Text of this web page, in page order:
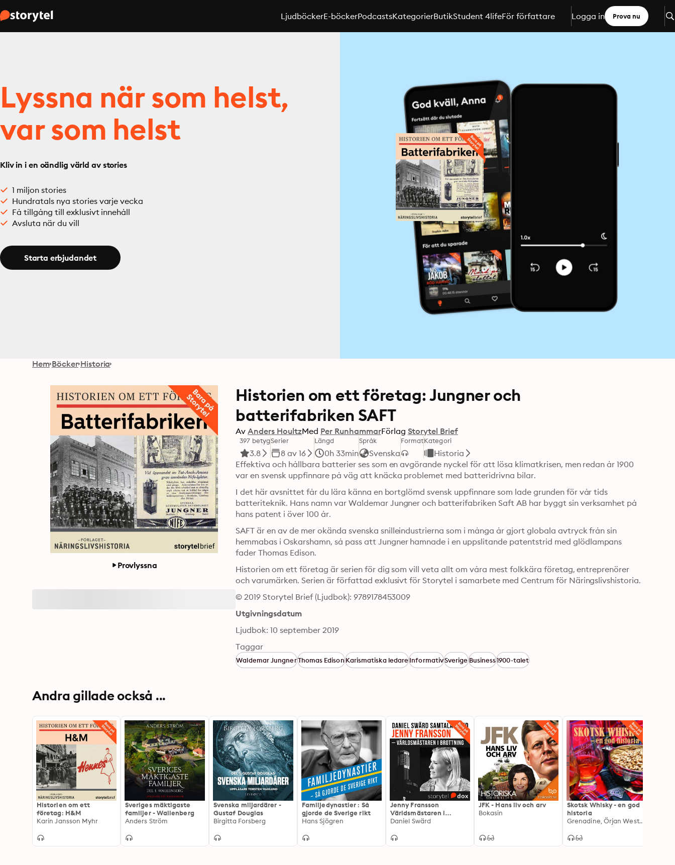
LjudböckerE-böckerPodcastsKategorierButikStudent 4lifeFör författare Logga in Prova nu
Lyssna när som helst,
var som helst
Kliv in i en oändlig värld av stories
1 miljon stories
Hundratals nya stories varje vecka
Få tillgång till exklusivt innehåll
Avsluta när du vill
Starta erbjudandet
Hem Böcker Historia
Provlyssna
Historien om ett företag: Jungner och
batterifabriken SAFT
Av Anders HoultzMed Per RunhammarFörlag Storytel Brief
397 betyg
3.8
Serier
8 av 16
Längd
0h 33min
Språk
Svenska
FormatKategori
Historia
Effektiva och hållbara batterier ses som en avgörande nyckel för att lösa klimatkrisen, men redan år 1900
var en svensk uppfinnare på väg att knäcka problemet med batteridrivna bilar.
I det här avsnittet får du lära känna en bortglömd svensk uppfinnare som lade grunden för vår tids
batteriteknik. Hans namn var Waldemar Jungner och batterifabriken Saft AB har byggt sin verksamhet på
SAFT är en av de mer okända svenska snilleindustrierna som i många år gjort globala avtryck från sin
hemmabas i Oskarshamn, så pass att Jungner hamnade i en uppslitande patentstrid med glödlampans
Historien om ett företag är serien för dig som vill veta allt om våra mest folkkära företag, entreprenörer
och varumärken. Serien är författad exklusivt för Storytel i samarbete med Centrum för Näringslivshistoria.
© 2019 Storytel Brief (Ljudbok): 9789178453009
Utgivningsdatum
Ljudbok: 10 september 2019
Taggar
Waldemar JungnerThomas EdisonKarismatiska ledareInformativSverigeBusiness1900-talet
Andra gillade också ...
Historien om ett
företag: H&M
Karin Jansson Myhr
Sveriges mäktigaste
familjer - Wallenberg
Anders Ström
Svenska miljardärer -
Gustaf Douglas
Birgitta Forsberg
Familjedynastier : Så
gjorde de Sverige rikt
Hans Sjögren
Jenny Fransson
Världsmästaren i
brottning
Daniel Swärd
JFK - Hans liv och arv
Bokasin
Skotsk Whisky - en god
historia
Grenadine, Örjan Westerlund